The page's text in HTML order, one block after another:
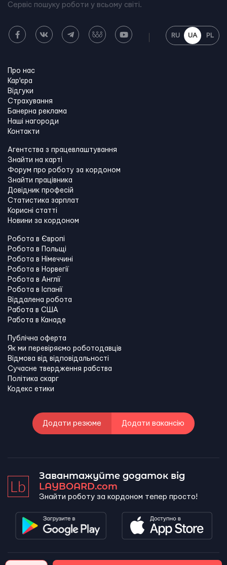
Сервіс пошуку роботи у всьому світі.
RU UA PL
Про нас
Кар'єра
Відгуки
Страхування
Банерна реклама
Наші нагороди
Контакти
Агентства з працевлаштування
Знайти на карті
Форум про роботу за кордоном
Знайти працівника
Довідник професій
Статистика зарплат
Корисні статті
Новини за кордоном
Робота в Європі
Робота в Польщі
Робота в Німеччині
Робота в Норвегії
Робота в Англії
Робота в Іспанії
Віддалена робота
Работа в США
Работа в Канадe
Публічна оферта
Як ми перевіряємо роботодавців
Відмова від відповідальності
Сучасне твердження рабства
Політика скарг
Кодекс етики
Додати резюме Додати вакансію
Завантажуйте додаток від
LAYBOARD.com
Знайти роботу за кордоном тепер просто!